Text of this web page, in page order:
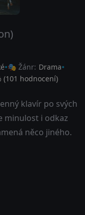
🎭 Žánr: Drama
(101 hodnocení)
klavír po svých
minulost i odkaz
něco jiného.